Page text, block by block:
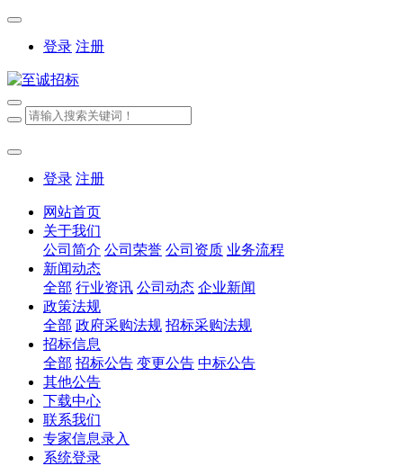
登录 注册
登录 注册
网站首页
关于我们
公司简介 公司荣誉 公司资质 业务流程
新闻动态
全部 行业资讯 公司动态 企业新闻
政策法规
全部 政府采购法规 招标采购法规
招标信息
全部 招标公告 变更公告 中标公告
其他公告
下载中心
联系我们
专家信息录入
系统登录